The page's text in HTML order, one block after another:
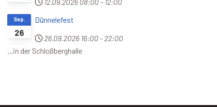
26
Sep.
Dünnelefest
26.09.2026 16:00 - 22:00
...in der Schloßberghalle